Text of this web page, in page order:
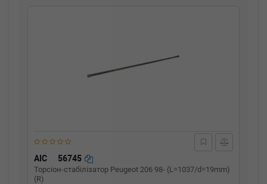
AIC 56745
Торсіон-стабілізатор Peugeot 206 98- (L=1037/d=19mm)
(R)